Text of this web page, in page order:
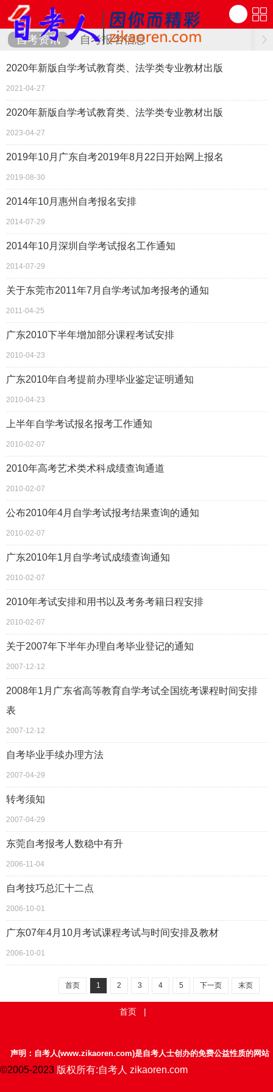
自考资讯 自考报名信息
2020年新版自学考试教育类、法学类专业教材出版
2021-04-27
2020年新版自学考试教育类、法学类专业教材出版
2023-04-27
2019年10月广东自考2019年8月22日开始网上报名
2019-08-30
2014年10月惠州自考报名安排
2014-07-29
2014年10月深圳自学考试报名工作通知
2014-07-29
关于东莞市2011年7月自学考试加考报考的通知
2011-04-25
广东2010下半年增加部分课程考试安排
2010-04-23
广东2010年自考提前办理毕业鉴定证明通知
2010-04-23
上半年自学考试报名报考工作通知
2010-02-07
2010年高考艺术类术科成绩查询通道
2010-02-07
公布2010年4月自学考试报考结果查询的通知
2010-02-07
广东2010年1月自学考试成绩查询通知
2010-02-07
2010年考试安排和用书以及考务考籍日程安排
2010-02-07
关于2007年下半年办理自考毕业登记的通知
2007-12-12
2008年1月广东省高等教育自学考试全国统考课程时间安排
表
2007-12-12
自考毕业手续办理方法
2007-04-29
转考须知
2007-04-29
东莞自考报考人数稳中有升
2006-11-04
自考技巧总汇十二点
2006-10-01
广东07年4月10月考试课程考试与时间安排及教材
2006-10-01
首页 1 2 3 4 5 下一页 末页
首页 |
声明：自考人(www.zikaoren.com)是自考人士创办的免费公益性质的网站
©2005-2023 版权所有:自考人 zikaoren.com